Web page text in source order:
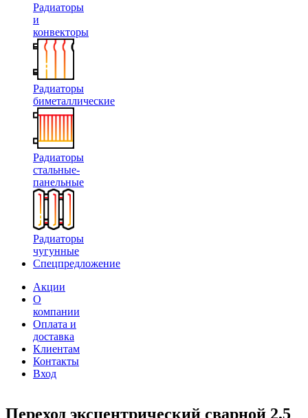
Радиаторы
и
конвекторы
Радиаторы
биметаллические
Радиаторы
стальные-
панельные
Радиаторы
чугунные
Спецпредложение
Акции
О
компании
Оплата и
доставка
Клиентам
Контакты
Вход
Переход эксцентрический сварной 2,5